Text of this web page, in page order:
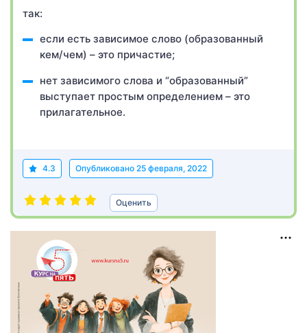
так:
если есть зависимое слово (образованный
кем/чем) – это причастие;
нет зависимого слова и “образованный”
выступает простым определением – это
прилагательное.
4.3 Опубликовано 25 февраля, 2022
Оценить